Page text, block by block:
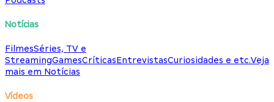
Notícias
FilmesSéries, TV e
StreamingGamesCríticasEntrevistasCuriosidades e etc.Veja
mais em Notícias
Vídeos